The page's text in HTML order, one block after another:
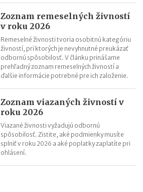
Zoznam remeselných živností
v roku 2026
Remeselné živnosti tvoria osobitnú kategóriu
živností, pri ktorých je nevyhnutné preukázať
odbornú spôsobilosť. V článku prinášame
prehľadný zoznam remeselných živností a
ďalšie informácie potrebné pre ich založenie.
Zoznam viazaných živností v
roku 2026
Viazané živnosti vyžadujú odbornú
spôsobilosť. Zistite, aké podmienky musíte
splniť v roku 2026 a aké poplatky zaplatíte pri
ohlásení.